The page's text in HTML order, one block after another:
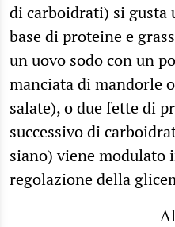
di carboidrati) si gusta
base di proteine e
un uovo sodo con un
manciata di mandorle
salate), o due fette di
successivo di
siano) viene modulato
regolazione della